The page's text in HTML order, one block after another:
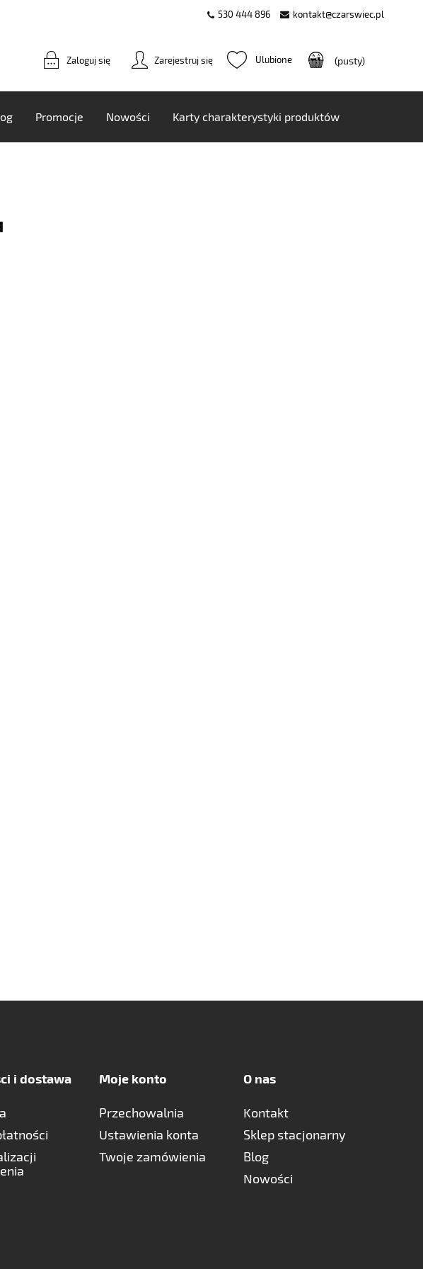
530 444 896 kontakt@czarswiec.pl
Zarejestruj się
Zaloguj się (pusty)
Promocje Nowości Karty charakterystyki produktów
i dostawa Moje konto
Przechowalnia
Ustawienia konta
Twoje zamówienia
O nas
Kontakt
Sklep stacjonarny
Blog
Nowości